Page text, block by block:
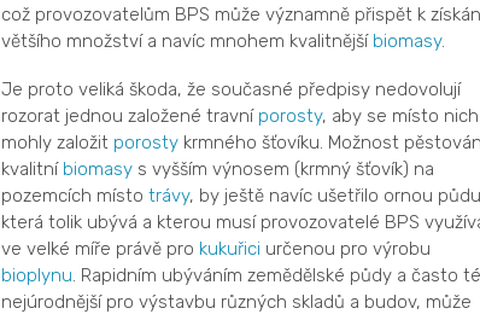
což provozovatelům BPS může významně přispět k
většího množství a navíc mnohem kvalitnější biomasy.
Je proto veliká škoda, že současné předpisy nedovolují
rozorat jednou založené travní porosty, aby se místo nich
mohly založit porostykrmného šťovíku. Možnost
kvalitní biomasys vyšším výnosem (krmný šťovík) na
pozemcích místo trávy, by ještě navíc ušetřilo ornou
která tolik ubývá a kterou musí provozovatelé BPS
ve velké míře právě pro kukuřici určenou pro výrobu
bioplynu . Rapidním ubýváním zemědělské půdy a často té
nejúrodnější pro výstavbu různých skladů a budov, může